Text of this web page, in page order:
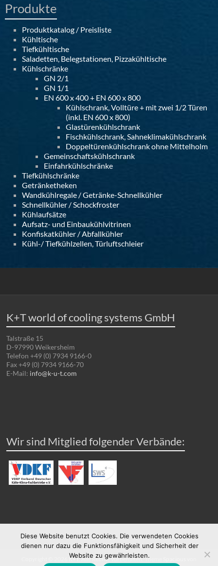
Produkte
Produktkatalog / Preisliste
Kühltische
Tiefkühltische
Saladetten, Belegstationen, Pizzakühltische
Kühlschränke
GN 2/1
GN 1/1
EN 600 x 400 + EN 600 x 800
Kühlschrank, Volltüre + mit zwei 1/2 Türen
(inkl. EN 600 x 800)
Glastürenkühlschrank
Fischkühlschrank, Sahneklimakühlschrank
Doppeltürenkühlschrank ohne Mittelholm
Gemeinschaftskühlschrank
Einfahrkühlschränke
Tiefkühlschränke
Getränketheken
Wandkühlregale / Getränke-Schnellkühler
Schnellkühler / Schockfroster
Kühlaufsätze
Aufsatz- und Einbaukühlvitrinen
Konfiskatkühler / Abfallkühler
Kühl-/ Tiefkühlzellen, Türluftschleier
K+T world of cooling systems GmbH
Talstraße 15
D-97990 Weikersheim
Telefon +49 (0) 7934 9166-0
Fax +49 (0) 7934 9166-70
E-Mail: info@k-u-t.com
Wir sind Mitglied folgender Verbände:
K+T. Alle Rechte vorbehalten. Theme
Diese Website benutzt Cookies. Die verwendeten Cookies
dienen nur dazu die Funktionsfähigkeit und Sicherheit der
Website zu gewährleisten.